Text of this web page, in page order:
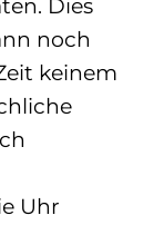
Dies
noch
keinem
Uhr